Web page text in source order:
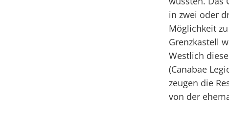
in zwei oder
Möglichkeit
Grenzkastell
Westlich
(Canabae
zeugen die
von der